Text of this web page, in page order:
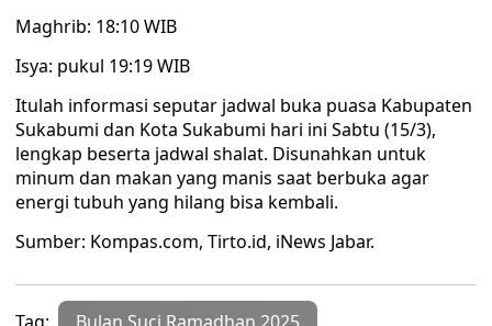
Maghrib: 18:10 WIB
Isya: pukul 19:19 WIB
Itulah informasi seputar jadwal buka puasa Kabupaten
Sukabumi dan Kota Sukabumi hari ini Sabtu (15/3),
lengkap beserta jadwal shalat. Disunahkan untuk
minum dan makan yang manis saat berbuka agar
energi tubuh yang hilang bisa kembali.
Sumber: Kompas.com, Tirto.id, iNews Jabar.